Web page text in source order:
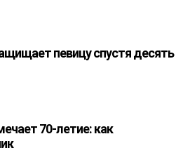
певицу спустя десять
70-летие: как